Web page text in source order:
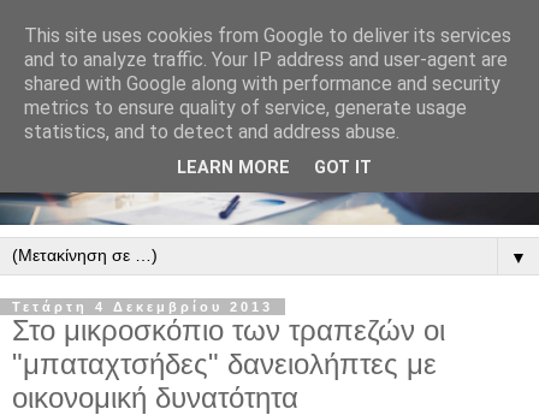
▼
Τετάρτη 4 Δεκεμβρίου 2013
Στο μικροσκόπιο των τραπεζών οι
"μπαταχτσήδες" δανειολήπτες με
οικονομική δυνατότητα
This site uses cookies from Google to deliver its services
and to analyze traffic. Your IP address and user-agent are
shared with Google along with performance and security
metrics to ensure quality of service, generate usage
statistics, and to detect and address abuse.
LEARN MORE GOT IT